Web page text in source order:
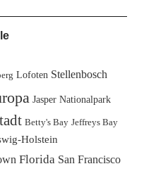
Lofoten Stellenbosch
Jasper Nationalpark
Betty's Bay Jeffreys Bay
Holstein
Florida San Francisco